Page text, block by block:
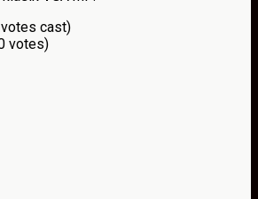
cast)
votes)